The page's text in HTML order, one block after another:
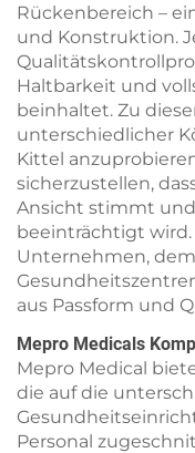
Rückenbereich –
und Konstruktion.
Haltbarkeit und
beinhaltet. Zu
unterschiedlicher
Kittel
sicherzustellen,
Ansicht stimmt
beeinträchtigt wird.
Unternehmen,
aus Passform und
Mepro Medicals
Mepro Medical
die auf die
Personal